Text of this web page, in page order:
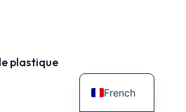
plastique
French